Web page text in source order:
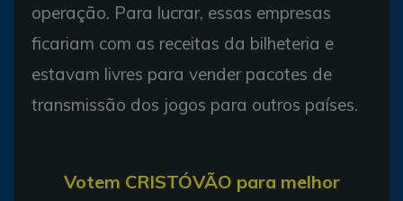
operação. Para lucrar, essas empresas
ficariam com as receitas da bilheteria e
estavam livres para vender pacotes de
transmissão dos jogos para outros países.
Votem CRISTÓVÃO para melhor